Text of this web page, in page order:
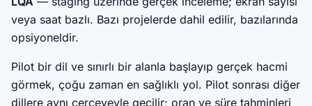
veya saat bazlı. Bazı projelerde dahil edilir, bazılarında
opsiyoneldir.
Pilot bir dil ve sınırlı bir alanla başlayıp gerçek hacmi
görmek, çoğu zaman en sağlıklı yol. Pilot sonrası diğer
dillere aynı çerçeveyle geçilir; oran ve süre tahminleri